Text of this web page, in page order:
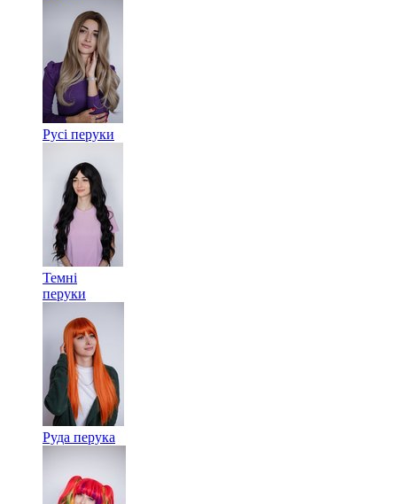
Русі перуки
Темні
перуки
Руда перука